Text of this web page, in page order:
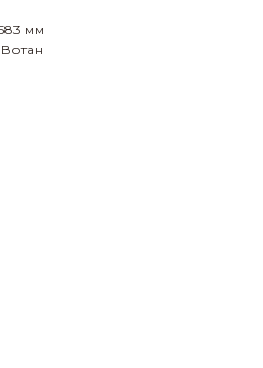
мм